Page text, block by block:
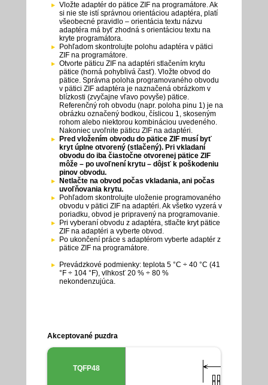
Vložte adaptér do pätice ZIF na programátore. Ak
si nie ste istí správnou orientáciou adaptéra, platí
všeobecné pravidlo – orientácia textu názvu
adaptéra má byť zhodná s orientáciou textu na
kryte programátora.
Pohľadom skontrolujte polohu adaptéra v pätici
ZIF na programátore.
Otvorte päticu ZIF na adaptéri stlačením krytu
pätice (horná pohyblivá časť). Vložte obvod do
pätice. Správna poloha programovaného obvodu
v pätici ZIF adaptéra je naznačená obrázkom v
blízkosti (zvyčajne vľavo povyše) pätice.
Referenčný roh obvodu (napr. poloha pinu 1) je na
obrázku označený bodkou, číslicou 1, skoseným
rohom alebo niektorou kombináciou uvedeného.
Nakoniec uvoľnite päticu ZIF na adaptéri.
Pred vložením obvodu do pätice ZIF musí byť
kryt úplne otvorený (stlačený). Pri vkladaní
obvodu do iba čiastočne otvorenej pätice ZIF
môže – po uvoľnení krytu – dôjsť k poškodeniu
pinov obvodu.
Netlačte na obvod počas vkladania, ani počas
uvoľňovania krytu.
Pohľadom skontrolujte uloženie programovaného
obvodu v pätici ZIF na adaptéri. Ak všetko vyzerá v
poriadku, obvod je pripravený na programovanie.
Pri vyberaní obvodu z adaptéra, stlačte kryt pätice
ZIF na adaptéri a vyberte obvod.
Po ukončení práce s adaptérom vyberte adaptér z
pätice ZIF na programátore.
Prevádzkové podmienky: teplota 5 °C ÷ 40 °C (41
°F ÷ 104 °F), vlhkosť 20 % ÷ 80 %
nekondenzujúca.
Akceptované puzdra
TQFP48